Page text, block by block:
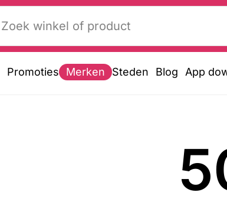
Promoties Merken Steden Blog App